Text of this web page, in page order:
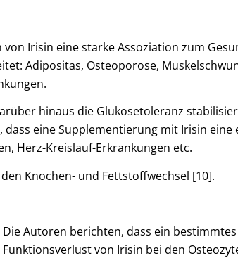
Irisin eine starke Assoziation zum
Adipositas, Osteoporose,
hinaus die Glukosetoleranz
eine Supplementierung mit Irisin eine
Herz-Kreislauf-Erkrankungen etc.
Knochen- und Fettstoffwechsel [10].
Autoren berichten, dass ein
von Irisin bei den